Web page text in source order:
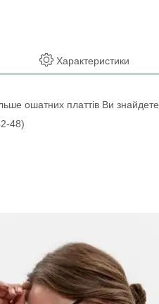
Характеристики
ошатних платтів Ви знайдете
48)